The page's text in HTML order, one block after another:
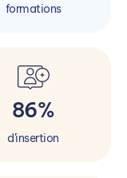
formations
86%
d'insertion